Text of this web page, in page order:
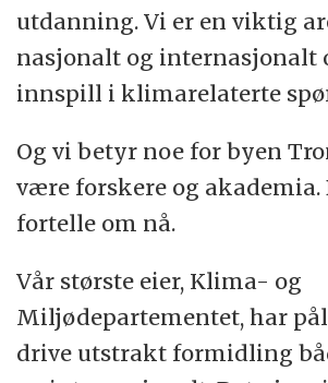
utdanning. Vi er en viktig
nasjonalt og internasjonalt
innspill i klimarelaterte
Og vi betyr noe for byen
være forskere og akademia.
fortelle om nå.
Vår største eier, Klima- og
Miljødepartementet, har
drive utstrakt formidling